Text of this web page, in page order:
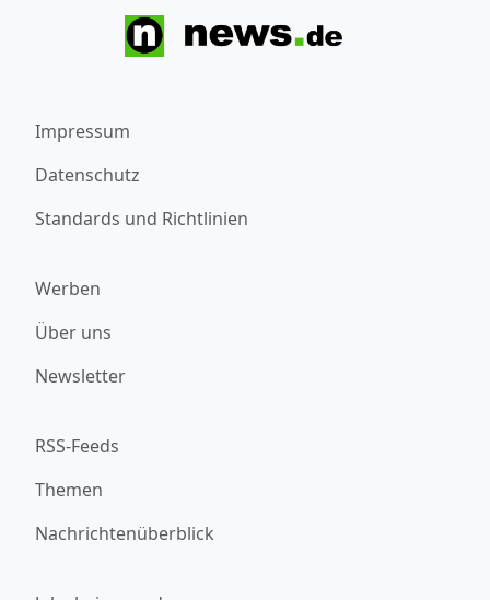
Impressum
Datenschutz
Standards und Richtlinien
Werben
Über uns
Newsletter
RSS-Feeds
Themen
Nachrichtenüberblick